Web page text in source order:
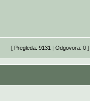
[ Pregleda: 9131 | Odgovora: 0 ]